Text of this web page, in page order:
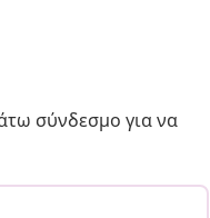
σύνδεσμο για να